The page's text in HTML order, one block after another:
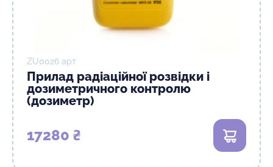
ZU0026 арт
Прилад радіаційної розвідки і
дозиметричного контролю
(дозиметр)
17280 ₴